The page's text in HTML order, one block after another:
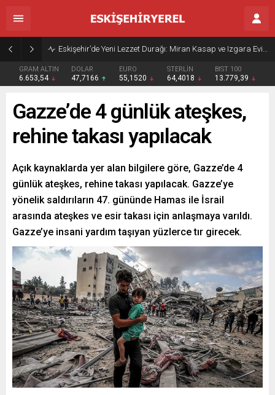
Eskişehir’de Yeni Lezzet Durağı: Miran Kasap ve Izgara Evi Açıldı
GRAM ALTIN
6.653,54
DOLAR
47,7166
EURO
55,1520
STERLİN
64,4018
BIST 100
13.779,39
Gazze’de 4 günlük ateşkes,
rehine takası yapılacak
Açık kaynaklarda yer alan bilgilere göre, Gazze’de 4
günlük ateşkes, rehine takası yapılacak. Gazze’ye
yönelik saldırıların 47. gününde Hamas ile İsrail
arasında ateşkes ve esir takası için anlaşmaya varıldı.
Gazze’ye insani yardım taşıyan yüzlerce tır girecek.